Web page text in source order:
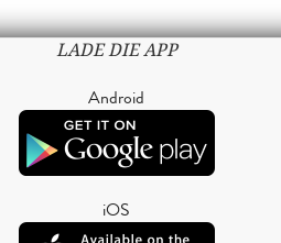
LADE DIE APP
Android
iOS